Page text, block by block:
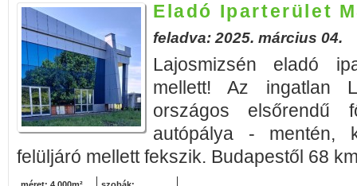
Eladó Iparterület
feladva: 2025. március 04.
Lajosmizsén eladó
mellett! Az ingatlan
országos
autópálya - mentén,
felüljáró mellett fekszik. Budapestől 68